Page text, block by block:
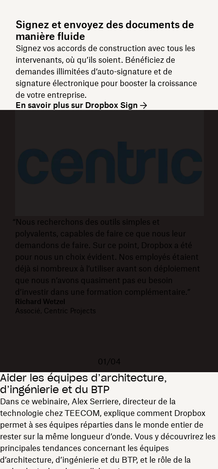
Signez et envoyez des documents de
manière fluide
Signez vos accords de construction avec tous les
intervenants, où qu’ils soient. Bénéficiez de
demandes illimitées d’auto-signature et de
signature électronique pour booster la croissance
de votre entreprise.
En savoir plus sur Dropbox Sign
“Nous recherchons des outils simples et
polyvalents, capables de faire ce que nous leur
demandons de faire. Sur ce point, Dropbox a été
pour nous un choix évident. Nos employés étaient
déjà si nombreux à l’utiliser avant son déploiement
que nous n’avons quasiment pas eu besoin
d’investir dans une formation complémentaire.”
Richard Wetzel
Associé, Centric Projects
01/04
Aider les équipes d’architecture,
d’ingénierie et du BTP
Dans ce webinaire, Alex Serriere, directeur de la
technologie chez TEECOM, explique comment Dropbox
permet à ses équipes réparties dans le monde entier de
rester sur la même longueur d’onde. Vous y découvrirez les
principales tendances concernant les équipes
d’architecture, d’ingénierie et du BTP, et le rôle de la